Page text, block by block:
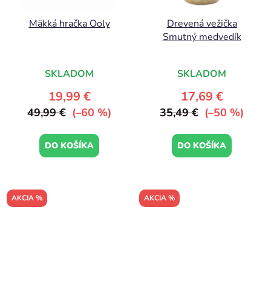
Mäkká hračka Ooly
SKLADOM
19,99 €
49,99 € (–60 %)
DO KOŠÍKA
Drevená vežička
Smutný medvedík
SKLADOM
17,69 €
35,49 € (–50 %)
DO KOŠÍKA
AKCIA % AKCIA %